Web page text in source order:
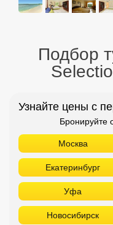
Подбор
Узнайте цены с
Бронируйте
Москва
Екатеринбург
Уфа
Новосибирск